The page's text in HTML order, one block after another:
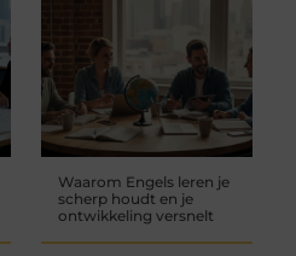
Waarom Engels leren je
scherp houdt en je
ontwikkeling versnelt